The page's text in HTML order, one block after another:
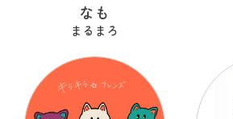
なも
まるまろ